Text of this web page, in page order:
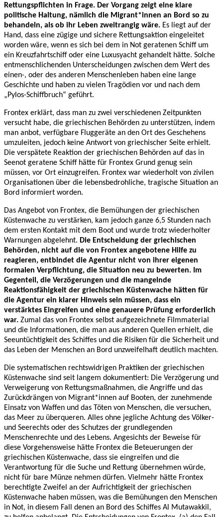
Rettungspflichten in Frage. Der Vorgang zeigt eine klare
politische Haltung, nämlich die Migrant*innen an Bord so zu
behandeln, als ob ihr Leben zweitrangig wäre. Es liegt auf der
Hand, dass eine zügige und sichere Rettungsaktion eingeleitet
worden wäre, wenn es sich bei dem in Not geratenen Schiff um
ein Kreuzfahrtschiff oder eine Luxusyacht gehandelt hätte. Solche
entmenschlichenden Unterscheidungen zwischen dem Wert des
einen-, oder des anderen Menschenleben haben eine lange
Geschichte und haben zu vielen Tragödien vor und nach dem
„Pylos-Schiffbruch“ geführt.
Frontex erklärt, dass man zu zwei verschiedenen Zeitpunkten
versucht habe, die griechischen Behörden zu unterstützen, indem
man anbot, verfügbare Fluggeräte an den Ort des Geschehens
umzuleiten, jedoch keine Antwort von griechischer Seite erhielt.
Die verspätete Reaktion der griechischen Behörden auf das in
Seenot geratene Schiff hätte für Frontex Grund genug sein
müssen, vor Ort einzugreifen. Frontex war wiederholt von zivilen
Organisationen über die lebensbedrohliche, tragische Situation an
Bord informiert worden.
Das Angebot von Frontex, die Bemühungen der griechischen
Küstenwache zu verstärken, kam jedoch ganze 6,5 Stunden nach
dem ersten Kontakt mit dem Boot und wurde trotz wiederholter
Warnungen abgelehnt. Die Entscheidung der griechischen
Behörden, nicht auf die von Frontex angebotene Hilfe zu
reagieren, entbindet die Agentur nicht von ihrer eigenen
formalen Verpflichtung, die Situation neu zu bewerten. Im
Gegenteil, die Verzögerungen und die mangelnde
Reaktionsfähigkeit der griechischen Küstenwache hätten für
die Agentur ein klarer Hinweis sein müssen, dass ein
verstärktes Eingreifen und eine genauere Prüfung erforderlich
war. Zumal das von Frontex selbst aufgezeichnete Filmmaterial
und die Informationen, die man aus anderen Quellen erhielt, die
Seeuntüchtigkeit des Schiffes und die Risiken für die Sicherheit und
das Leben der Menschen an Bord unzweifelhaft deutlich machten.
Die systematischen rechtswidrigen Praktiken der griechischen
Küstenwache sind seit langem dokumentiert: Die Verzögerung und
Verweigerung von Rettungsmaßnahmen, die Angriffe und das
Zurückdrängen von Migrant*innen auf Booten, der zunehmende
Einsatz von Waffen und das Töten von Menschen, die versuchen,
das Meer zu überqueren. Alles ohne jegliche Achtung des Völker-
und Seerechts oder des Schutzes der grundlegenden
Menschenrechte und des Lebens. Angesichts der Beweise für
diese Vorgehensweise hätte Frontex die Beteuerungen der
griechischen Küstenwache, dass sie eingreifen und die
Verantwortung für die Suche und Rettung übernehmen würde,
nicht für bare Münze nehmen dürfen. Vielmehr hätte Frontex
berechtigte Zweifel an der Aufrichtigkeit der griechischen
Küstenwache haben müssen, was die Bemühungen den Menschen
in Not, in diesem Fall denen an Bord des Schiffes Al Mutawakkil,